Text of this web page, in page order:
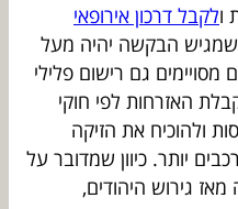
ולקבל דרכון אירופאי
שמגיש הבקשה יהיה מעל
מסויימים גם רישום פלילי
האזרחות לפי חוקי
ולהוכיח את הזיקה
יותר. כיוון שמדובר על
מאז גירוש היהודים,